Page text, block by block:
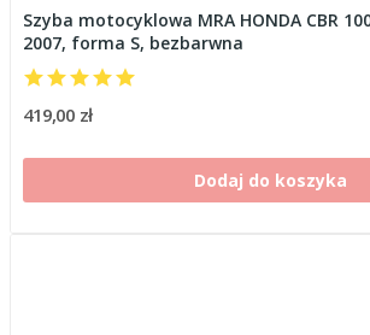
Szyba motocyklowa MRA HONDA CBR
2007, forma S, bezbarwna
419,00 zł
Dodaj do koszyka